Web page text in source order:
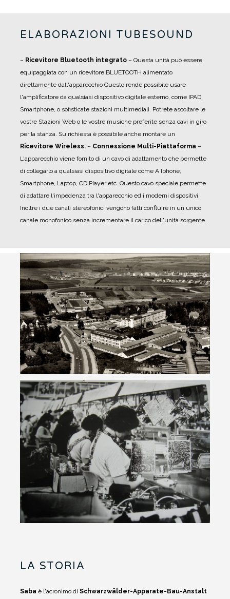
ELABORAZIONI TUBESOUND
– Ricevitore Bluetooth integrato – Questa unità può essere
equipaggiata con un ricevitore BLUETOOTH alimentato
direttamente dall'apparecchio Questo rende possibile usare
l'amplificatore da qualsiasi dispositivo digitale esterno, come IPAD,
Smartphone, o sofisticate stazioni multimediali. Potrete ascoltare le
vostre Stazioni Web o le vostre musiche preferite senza cavi in giro
per la stanza. Su richiesta è possibile anche montare un
Ricevitore Wireless. – Connessione Multi-Piattaforma –
L'apparecchio viene fornito di un cavo di adattamento che permette
di collegarlo a qualsiasi dispositivo digitale come A Iphone,
Smartphone, Laptop, CD Player etc. Questo cavo speciale permette
di adattare l'impedenza tra l'apparecchio ed i moderni dispositivi.
Inoltre i due canali stereofonici vengono fatti confluire in un unico
canale monofonico senza incrementare il carico dell'unità sorgente.
LA STORIA
Saba è l'acronimo di Schwarzwälder-Apparate-Bau-Anstalt